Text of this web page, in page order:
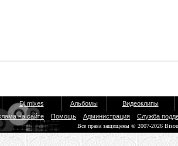
Dj mixes Альбомы
Видеоклипы
на сайте
Помощь Администрация Служба
Все права защищены © 2007-2026